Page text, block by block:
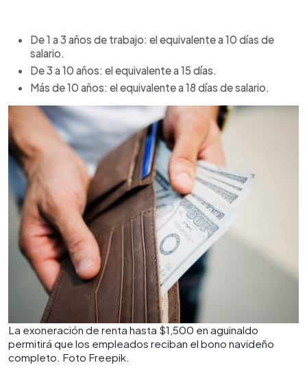
De 1 a 3 años de trabajo: el equivalente a 10 días de
salario.
De 3 a 10 años: el equivalente a 15 días.
Más de 10 años: el equivalente a 18 días de salario.
La exoneración de renta hasta $1,500 en aguinaldo
permitirá que los empleados reciban el bono navideño
completo. Foto Freepik.